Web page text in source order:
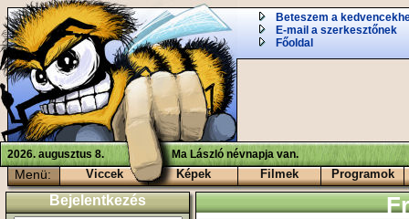
Beteszem a
E-mail a szerkesztőnek
Főoldal
2026. augusztus 8. Ma László névnapja van.
Menü: Viccek Képek Filmek Programok
Bejelentkezés